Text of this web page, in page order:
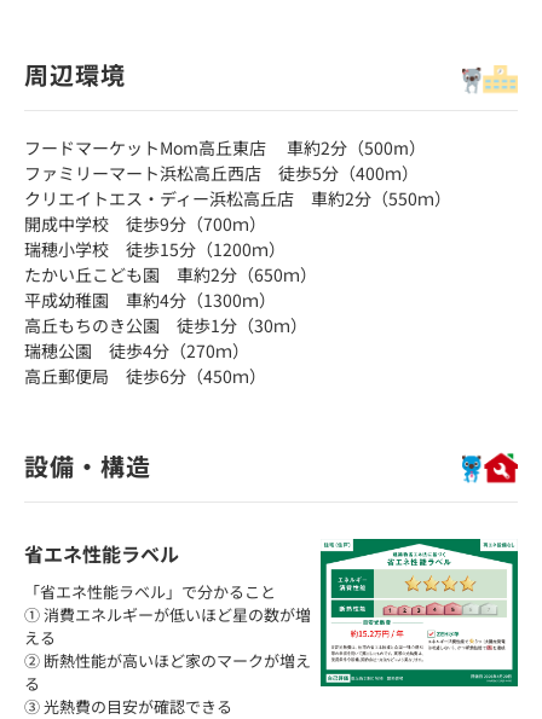
周辺環境
フードマーケットMom高丘東店 車約2分（500m）
ファミリーマート浜松高丘西店 徒歩5分（400ｍ）
クリエイトエス・ディー浜松高丘店 車約2分（550ｍ）
開成中学校 徒歩9分（700ｍ）
瑞穂小学校 徒歩15分（1200ｍ）
たかい丘こども園 車約2分（650ｍ）
平成幼稚園 車約4分（1300ｍ）
高丘もちのき公園 徒歩1分（30ｍ）
瑞穂公園 徒歩4分（270ｍ）
高丘郵便局 徒歩6分（450ｍ）
設備・構造
省エネ性能ラベル
「省エネ性能ラベル」で分かること
① 消費エネルギーが低いほど星の数が増
える
② 断熱性能が高いほど家のマークが増え
る
③ 光熱費の目安が確認できる